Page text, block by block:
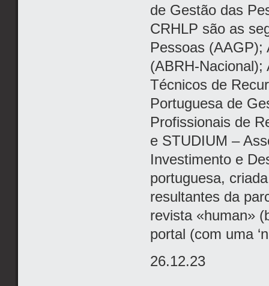
de Gestão das
CRHLP são as
Pessoas (AAGP);
(ABRH-Nacional);
Técnicos de
Portuguesa de
Profissionais de
e STUDIUM –
Investimento e
portuguesa,
resultantes da
revista «human»
portal (com uma
26.12.23